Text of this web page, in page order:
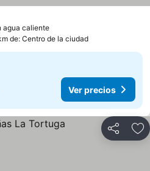
agua calienteVer precios
de: Centro de la ciudad
Ver precios
Compartir